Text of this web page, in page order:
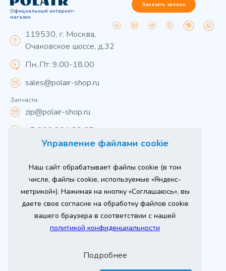
Управление файлами cookie
Наш сайт обрабатывает файлы cookie (в том
числе, файлы cookie, используемые «Яндекс-
метрикой»). Нажимая на кнопку «Соглашаюсь», вы
даете свое согласие на обработку файлов cookie
вашего браузера в соответствии с нашей
политикой конфиденциальности
Подробнее
Официальный интернет-
магазин
119530, г. Москва,
Очаковское шоссе, д.32
Пн..Пт: 9.00-18.00
sales@polair-shop.ru
Запчасти:
zip@polair-shop.ru
+7 800 301 33 65
Заказать звонок
Вся информация на сайте о товарах носит
справочный характер и не является публичной
офертой в соответствии с пунктом 2 статьи 437 ГК РФ.
Для получения подробной информации о наличии и
стоимости указанных товаров и (или) услуг,
пожалуйста, обращайтесь к менеджеру сайта по
телефону
При использовании материалов сайта ссылка
Продвижение сайта